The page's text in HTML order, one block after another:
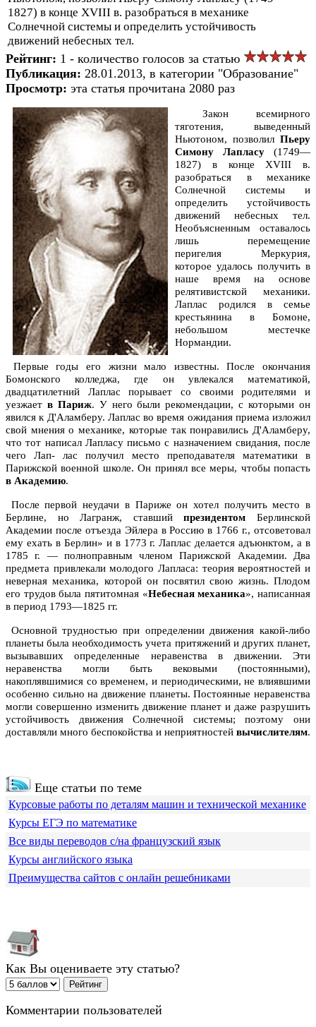
1827) в конце XVIII в. разобраться в механике
Солнечной системы и определить устойчивость
движений небесных тел.
Рейтинг: 1 - количество голосов за статью
Публикация: 28.01.2013, в категории "Образование"
Просмотр: эта статья прочитана 2080 раз
Закон всемирного
тяготения, выведенный
Ньютоном, позволил Пьеру
Симону Лапласу (1749—
1827) в конце XVIII в.
разобраться в механике
Солнечной системы и
определить устойчивость
движений небесных тел.
Необъясненным оставалось
лишь перемещение
перигелия Меркурия,
которое удалось получить в
наше время на основе
релятивистской механики.
Лаплас родился в семье
крестьянина в Бомоне,
небольшом местечке
Нормандии.
Первые годы его жизни мало известны. После окончания
Бомонского колледжа, где он увлекался математикой,
двадцатилетний Лаплас порывает со своими родителями и
уезжает в Париж. У него были рекомендации, с которыми он
явился к Д'Аламберу. Лаплас во время ожидания приема изложил
свой мнения о механике, которые так понравились Д'Аламберу,
что тот написал Лапласу письмо с назначением свидания, после
чего Лап- лас получил место преподавателя математики в
Парижской военной школе. Он принял все меры, чтобы попасть
в Академию.
После первой неудачи в Париже он хотел получить место в
Берлине, но Лагранж, ставшийпрезидентомБерлинской
Академии после отъезда Эйлера в Россию в 1766 г., отсоветовал
ему ехать в Берлин» и в 1773 г. Лаплас делается адъюнктом, а в
1785 г. — полноправным членом Парижской Академии. Два
предмета привлекали молодого Лапласа: теория вероятностей и
неверная механика, которой он посвятил свою жизнь. Плодом
его трудов была пятитомная «Небесная механика», написанная
в период 1793—1825 гг.
Основной трудностью при определении движения какой-либо
планеты была необходимость учета притяжений и других планет,
вызывавших определенные неравенства в движении. Эти
неравенства могли быть вековыми (постоянными),
накоплявшимися со временем, и периодическими, не влиявшими
особенно сильно на движение планеты. Постоянные неравенства
могли совершенно изменить движение планет и даже разрушить
устойчивость движения Солнечной системы; поэтому они
доставляли много беспокойства и неприятностей вычислителям.
Еще статьи по теме
Курсовые работы по деталям машин и технической механике
Курсы ЕГЭ по математике
Все виды переводов с/на французский язык
Курсы английского языка
Преимущества сайтов с онлайн решебниками
Как Вы оцениваете эту статью?
Комментарии пользователей